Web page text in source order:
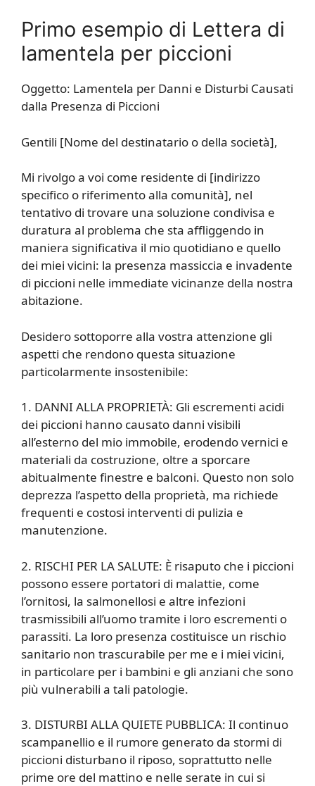
Primo esempio di Lettera di
lamentela per piccioni
Oggetto: Lamentela per Danni e Disturbi Causati
dalla Presenza di Piccioni
Gentili [Nome del destinatario o della società],
Mi rivolgo a voi come residente di [indirizzo
specifico o riferimento alla comunità], nel
tentativo di trovare una soluzione condivisa e
duratura al problema che sta affliggendo in
maniera significativa il mio quotidiano e quello
dei miei vicini: la presenza massiccia e invadente
di piccioni nelle immediate vicinanze della nostra
abitazione.
Desidero sottoporre alla vostra attenzione gli
aspetti che rendono questa situazione
particolarmente insostenibile:
1. DANNI ALLA PROPRIETÀ: Gli escrementi acidi
dei piccioni hanno causato danni visibili
all’esterno del mio immobile, erodendo vernici e
materiali da costruzione, oltre a sporcare
abitualmente finestre e balconi. Questo non solo
deprezza l’aspetto della proprietà, ma richiede
frequenti e costosi interventi di pulizia e
manutenzione.
2. RISCHI PER LA SALUTE: È risaputo che i piccioni
possono essere portatori di malattie, come
l’ornitosi, la salmonellosi e altre infezioni
trasmissibili all’uomo tramite i loro escrementi o
parassiti. La loro presenza costituisce un rischio
sanitario non trascurabile per me e i miei vicini,
in particolare per i bambini e gli anziani che sono
più vulnerabili a tali patologie.
3. DISTURBI ALLA QUIETE PUBBLICA: Il continuo
scampanellio e il rumore generato da stormi di
piccioni disturbano il riposo, soprattutto nelle
prime ore del mattino e nelle serate in cui si